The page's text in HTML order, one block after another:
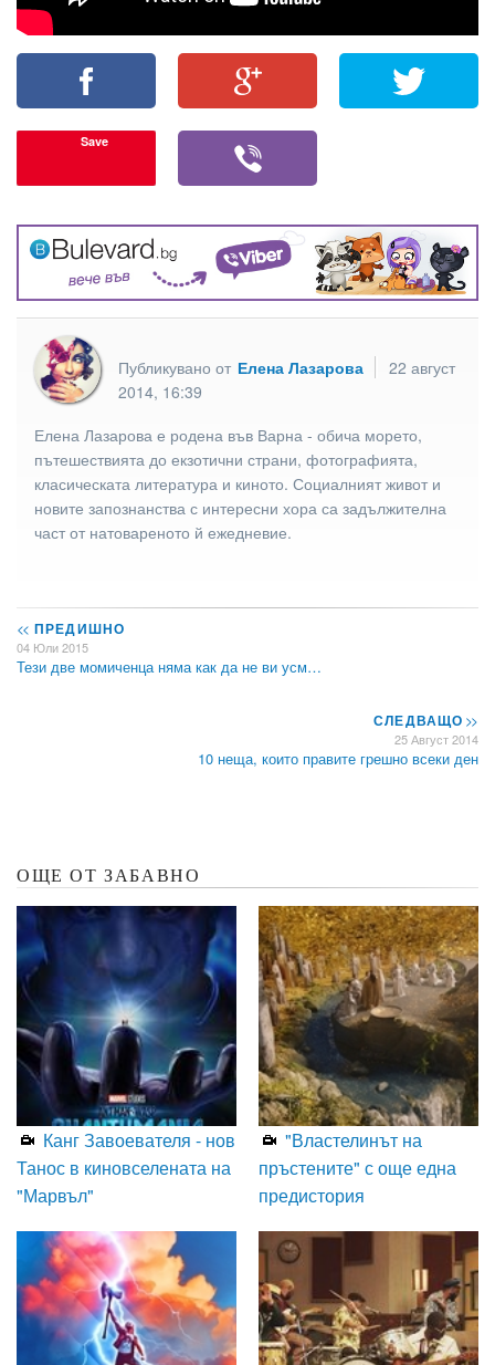
Save
Публикувано от Елена Лазарова
22 август
2014, 16:39
Елена Лазарова е родена във Варна - обича морето,
пътешествията до екзотични страни, фотографията,
класическата литература и киното. Социалният живот и
новите запознанства с интересни хора са задължителна
част от натовареното й ежедневие.
<< ПРЕДИШНО
04 Юли 2015
Тези две момиченца няма как да не ви усм…
СЛЕДВАЩО>>
25 Август 2014
10 неща, които правите грешно всеки ден
ОЩЕ ОТ ЗАБАВНО
Канг Завоевателя - нов
Танос в киновселената на
"Марвъл"
"Властелинът на
пръстените" с още една
предистория